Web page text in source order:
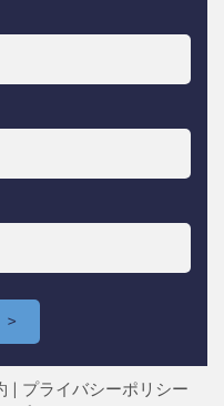
| プライバシーポリシー